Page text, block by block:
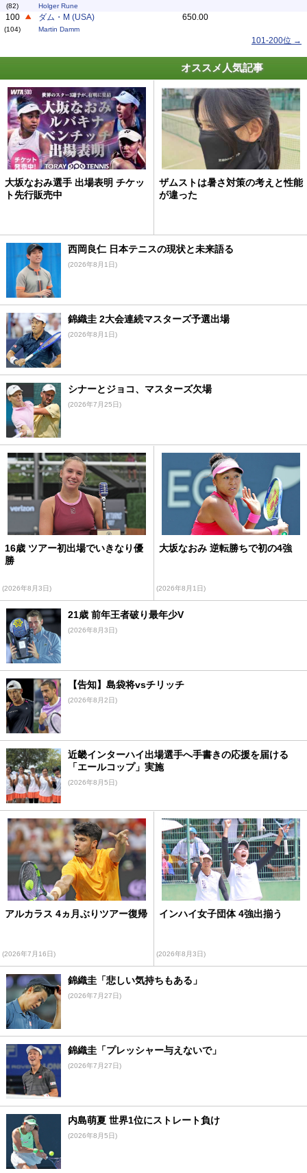
(82) Holger Rune
100
(104)
ダム・M (USA)
Martin Damm
650.00
101-200位 →
オススメ人気記事
大坂なおみ選手 出場表明 チケッ
ト先行販売中
ザムストは暑さ対策の考えと性能
が違った
西岡良仁 日本テニスの現状と未来語る
(2026年8月1日)
錦織圭 2大会連続マスターズ予選出場
(2026年8月1日)
シナーとジョコ、マスターズ欠場
(2026年7月25日)
16歳 ツアー初出場でいきなり優
勝
(2026年8月3日)
大坂なおみ 逆転勝ちで初の4強
(2026年8月1日)
21歳 前年王者破り最年少V
(2026年8月3日)
【告知】島袋将vsチリッチ
(2026年8月2日)
近畿インターハイ出場選手へ手書きの応援を届ける
「エールコップ」実施
(2026年8月5日)
アルカラス 4ヵ月ぶりツアー復帰
(2026年7月16日)
インハイ女子団体 4強出揃う
(2026年8月3日)
錦織圭「悲しい気持ちもある」
(2026年7月27日)
錦織圭「プレッシャー与えないで」
(2026年7月27日)
内島萌夏 世界1位にストレート負け
(2026年8月5日)